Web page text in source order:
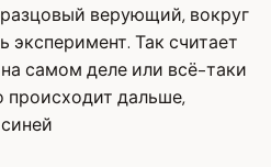
верующий, вокруг
Так считает
самом деле или всё-таки
происходит дальше,